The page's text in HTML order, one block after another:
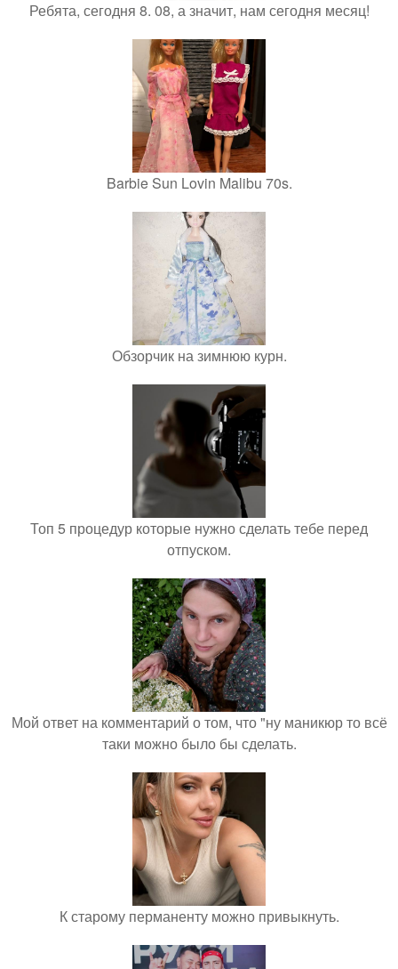
Ребята, сегодня 8. 08, а значит, нам сегодня месяц!
Barbie Sun Lovin Malibu 70s.
Обзорчик на зимнюю курн.
Топ 5 процедур которые нужно сделать тебе перед
отпуском.
Мой ответ на комментарий о том, что "ну маникюр то всё
таки можно было бы сделать.
К старому перманенту можно привыкнуть.